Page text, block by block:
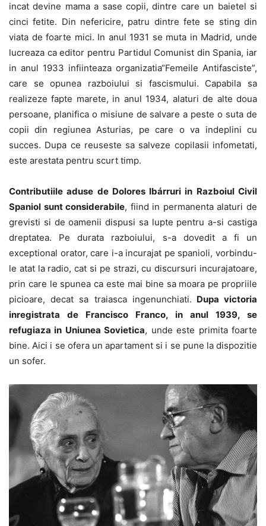
incat devine mama a sase copii, dintre care un baietel si
cinci fetite. Din nefericire, patru dintre fete se sting din
viata de foarte mici. In anul 1931 se muta in Madrid, unde
lucreaza ca editor pentru Partidul Comunist din Spania, iar
in anul 1933 infiinteaza organizatia“Femeile Antifasciste”,
care se opunea razboiului si fascismului. Capabila sa
realizeze fapte marete, in anul 1934, alaturi de alte doua
persoane, planifica o misiune de salvare a peste o suta de
copii din regiunea Asturias, pe care o va indeplini cu
succes. Dupa ce reuseste sa salveze copilasii infometati,
este arestata pentru scurt timp.
Contributiile aduse de Dolores Ibárruri in Razboiul Civil
Spaniol sunt considerabile, fiind in permanenta alaturi de
grevisti si de oamenii dispusi sa lupte pentru a-si castiga
dreptatea. Pe durata razboiului, s-a dovedit a fi un
exceptional orator, care i-a incurajat pe spanioli, vorbindu-
le atat la radio, cat si pe strazi, cu discursuri incurajatoare,
prin care le spunea ca este mai bine sa moara pe propriile
picioare, decat sa traiasca ingenunchiati. Dupa victoria
inregistrata de Francisco Franco, in anul 1939, se
refugiaza in Uniunea Sovietica, unde este primita foarte
bine. Aici i se ofera un apartament si i se pune la dispozitie
un sofer.